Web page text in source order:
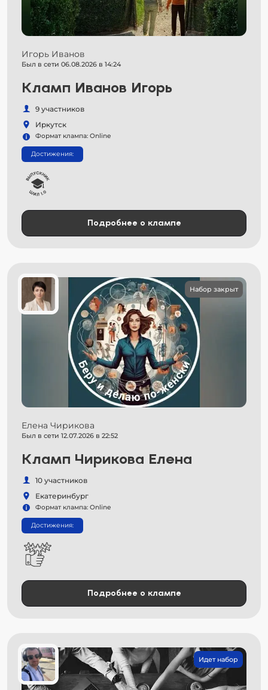
Игорь Иванов
Был в сети 06.08.2026 в 14:24
Кламп Иванов Игорь
9 участников
Иркутск
Формат клампа: Online
Достижения:
Подробнее о клампе
Набор закрыт
Елена Чирикова
Был в сети 12.07.2026 в 22:52
Кламп Чирикова Елена
10 участников
Екатеринбург
Формат клампа: Online
Достижения:
Подробнее о клампе
Идет набор